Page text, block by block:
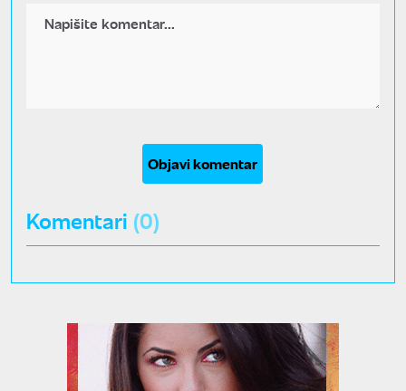
Objavi komentar
Komentari (0)